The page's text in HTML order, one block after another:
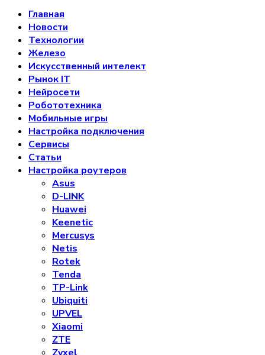
Главная
Новости
Технологии
Железо
Искусственный интелект
Рынок IT
Нейросети
Робототехника
Мобильные игры
Настройка подключения
Сервисы
Статьи
Настройка роутеров
Asus
D-LINK
Huawei
Keenetic
Mercusys
Netis
Rotek
Tenda
TP-Link
Ubiquiti
UPVEL
Xiaomi
ZTE